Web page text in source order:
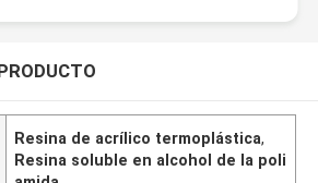
Resina de acrílico termoplástica,
Resina soluble en alcohol de la poli